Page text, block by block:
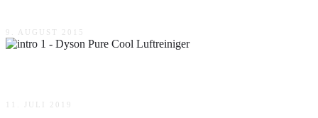
9. AUGUST 2015
11. JULI 2019